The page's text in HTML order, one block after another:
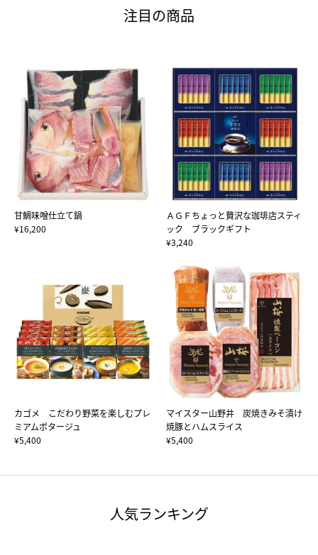
注目の商品
甘鯛味噌仕立て鍋
¥16,200
ＡＧＦちょっと贅沢な珈琲店スティ
ック ブラックギフト
¥3,240
カゴメ こだわり野菜を楽しむプレ
ミアムポタージュ
¥5,400
マイスター山野井 炭焼きみそ漬け
焼豚とハムスライス
¥5,400
人気ランキング